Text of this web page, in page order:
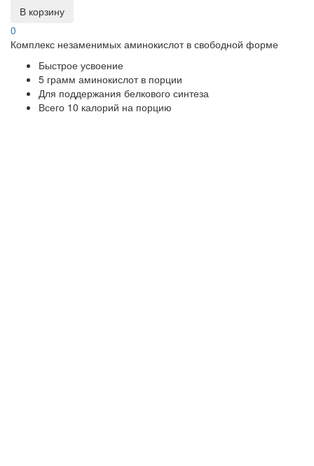
В корзину
0
Комплекс незаменимых аминокислот в свободной форме
Быстрое усвоение
5 грамм аминокислот в порции
Для поддержания белкового синтеза
Всего 10 калорий на порцию